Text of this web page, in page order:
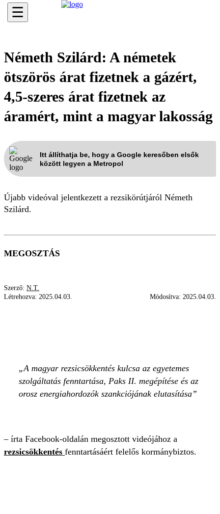
☰
Németh Szilárd: A németek
ötszörös árat fizetnek a gázért,
4,5-szeres árat fizetnek az
áramért, mint a magyar lakosság
Itt állíthatja be, hogy a Google keresőben elsők
között legyen a Metropol
Újabb videóval jelentkezett a rezsikörútjáról Németh
Szilárd.
MEGOSZTÁS
Szerző: N.T.
Létrehozva: 2025.04.03. Módosítva: 2025.04.03.
A magyar rezsicsökkentés kulcsa az egyetemes
szolgáltatás fenntartása, Paks II. megépítése és az
orosz energiahordozók szankciójának elutasítása
– írta Facebook-oldalán megosztott videójához a
rezsicsökkentés fenntartásáért felelős kormánybiztos.